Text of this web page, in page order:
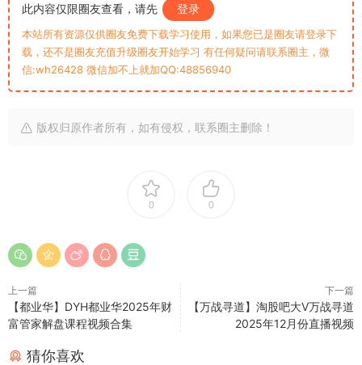
此内容仅限圈友查看，请先 登录
本站所有资源仅供圈友免费下载学习使用，如果您已是圈友请登录下
载，还不是圈友充值升级圈友开始学习 有任何疑问请联系圈主，微
信:wh26428 微信加不上就加QQ:48856940
版权归原作者所有，如有侵权，联系圈主删除！
0 0
上一篇
【都业华】DYH都业华2025年财
富管家解盘课程视频合集
下一篇
【万战寻道】淘股吧大V万战寻道
2025年12月份直播视频
猜你喜欢